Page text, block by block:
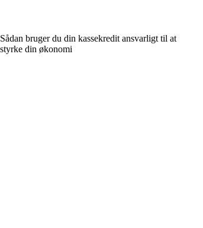
Sådan bruger du din kassekredit ansvarligt til at
styrke din økonomi